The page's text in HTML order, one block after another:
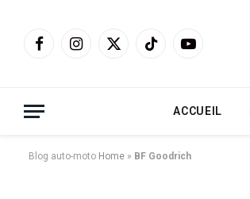
FacebookInstagram
X
TikTokYouTube
ACCUEIL
Blog auto-moto Home » BF Goodrich